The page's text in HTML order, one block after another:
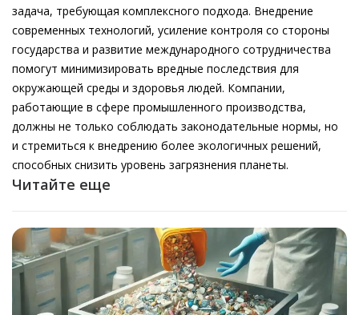
задача, требующая комплексного подхода. Внедрение
современных технологий, усиление контроля со стороны
государства и развитие международного сотрудничества
помогут минимизировать вредные последствия для
окружающей среды и здоровья людей. Компании,
работающие в сфере промышленного производства,
должны не только соблюдать законодательные нормы, но
и стремиться к внедрению более экологичных решений,
способных снизить уровень загрязнения планеты.
Читайте еще